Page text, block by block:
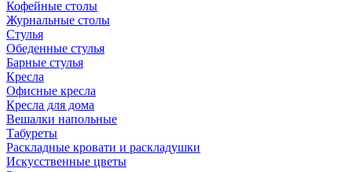
Кофейные столы
Журнальные столы
Стулья
Обеденные стулья
Барные стулья
Кресла
Офисные кресла
Кресла для дома
Вешалки напольные
Табуреты
Раскладные кровати и раскладушки
Искусственные цветы